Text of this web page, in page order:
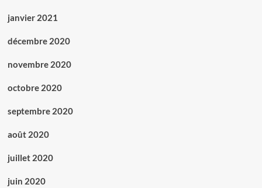
janvier 2021
décembre 2020
novembre 2020
octobre 2020
septembre 2020
août 2020
juillet 2020
juin 2020